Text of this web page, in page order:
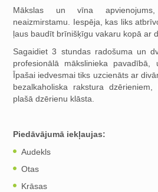
Mākslas un vīna
neaizmirstamu. Iespēja, kas liks
ļaus baudīt brīnišķīgu vakaru kopā ar
Sagaidiet 3 stundas radošuma un
profesionālā mākslinieka pavadībā,
Īpašai iedvesmai tiks uzcienāts ar
bezalkaholiska rakstura
plašā dzērienu klāsta.
Piedāvājumā iekļaujas:
Audekls
Otas
Krāsas